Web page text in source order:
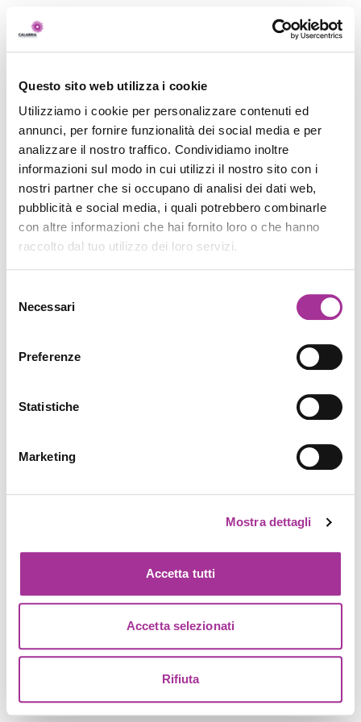
Questo sito web utilizza i cookie
Utilizziamo i cookie per personalizzare contenuti ed
annunci, per fornire funzionalità dei social media e per
analizzare il nostro traffico. Condividiamo inoltre
informazioni sul modo in cui utilizzi il nostro sito con i
nostri partner che si occupano di analisi dei dati web,
pubblicità e social media, i quali potrebbero combinarle
con altre informazioni che hai fornito loro o che hanno
raccolto dal tuo utilizzo dei loro servizi.
delNecessari
Preferenze
Statistiche
Marketing
Mostra dettagli
Accetta tutti
Accetta selezionati
Rifiuta